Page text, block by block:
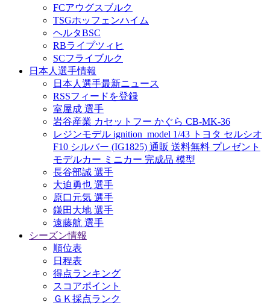
FCアウグスブルク
TSGホッフェンハイム
ヘルタBSC
RBライプツィヒ
SCフライブルク
日本人選手情報
日本人選手最新ニュース
RSSフィードを登録
室屋成 選手
岩谷産業 カセットフー かぐら CB-MK-36
レジンモデル ignition_model 1/43 トヨタ セルシオ
F10 シルバー (IG1825) 通販 送料無料 プレゼント
モデルカー ミニカー 完成品 模型
長谷部誠 選手
大迫勇也 選手
原口元気 選手
鎌田大地 選手
遠藤航 選手
シーズン情報
順位表
日程表
得点ランキング
スコアポイント
ＧＫ採点ランク